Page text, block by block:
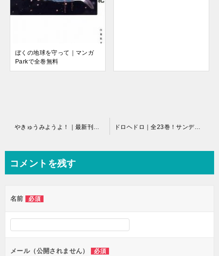
ぼくの地球を守って｜マンガ
Parkで全巻無料
ビ
ー
シ
ン
やきゅうみようよ！｜最新刊第１巻！サンデーうぇぶりで全話無料連載中！ ドロヘドロ｜全23巻！サンデーうぇぶりで全巻無料掲載中！
コメントを残す
名前 必須
メール（公開されません） 必須